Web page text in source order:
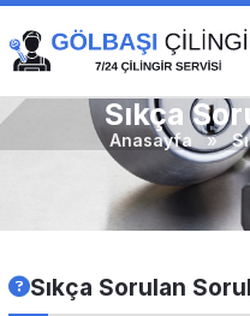
Sıkça
Anasayfa »
Sıkça Sorulan